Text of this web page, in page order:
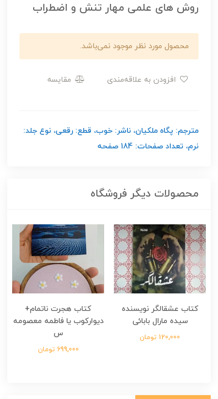
روش های علمی مهار تنش و اضطراب
محصول مورد نظر موجود نمی‌باشد.
مقایسه
مترجم: پگاه ملکیان، ناشر: خوب، قطع: رقعی، نوع جلد:
نرم، تعداد صفحات: 184 صفحه
محصولات دیگر فروشگاه
کتاب عشقالگر نویسنده
سیده مارال بابائی
120,000 تومان
کتاب هجرت ناتمام+
دیوارکوب یا فاطمه معصومه
س
699,000 تومان